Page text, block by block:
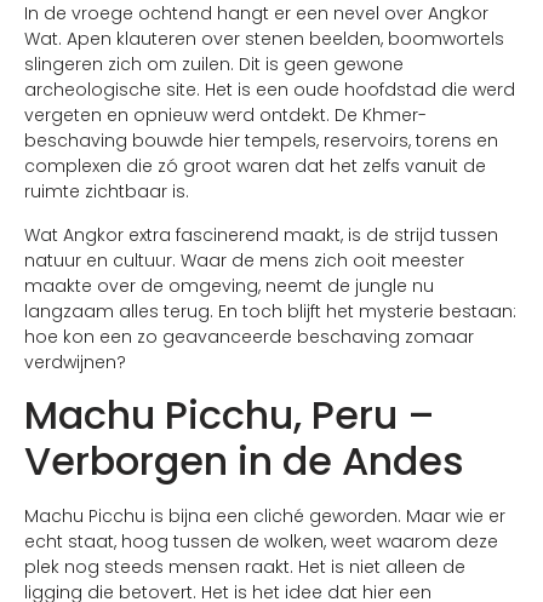
In de vroege ochtend hangt er een nevel over Angkor
Wat. Apen klauteren over stenen beelden, boomwortels
slingeren zich om zuilen. Dit is geen gewone
archeologische site. Het is een oude hoofdstad die werd
vergeten en opnieuw werd ontdekt. De Khmer-
beschaving bouwde hier tempels, reservoirs, torens en
complexen die zó groot waren dat het zelfs vanuit de
ruimte zichtbaar is.
Wat Angkor extra fascinerend maakt, is de strijd tussen
natuur en cultuur. Waar de mens zich ooit meester
maakte over de omgeving, neemt de jungle nu
langzaam alles terug. En toch blijft het mysterie bestaan:
hoe kon een zo geavanceerde beschaving zomaar
verdwijnen?
Machu Picchu, Peru –
Verborgen in de Andes
Machu Picchu is bijna een cliché geworden. Maar wie er
echt staat, hoog tussen de wolken, weet waarom deze
plek nog steeds mensen raakt. Het is niet alleen de
ligging die betovert. Het is het idee dat hier een